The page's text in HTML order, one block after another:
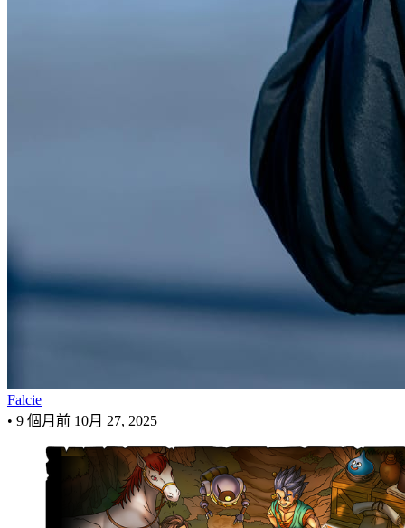
Falcie
• 9 個月前 10月 27, 2025